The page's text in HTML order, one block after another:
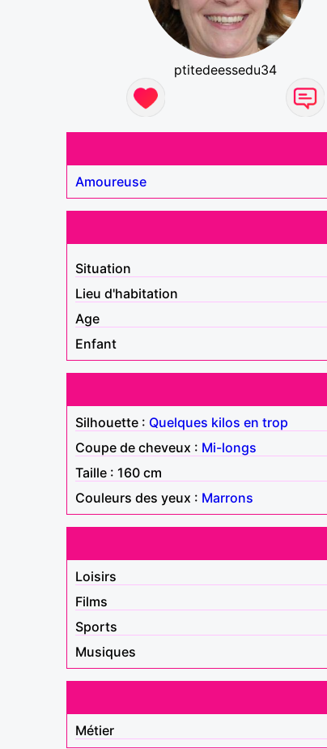
ptitedeessedu34
Amoureuse
Situation
Lieu d'habitation
Age
Enfant
Silhouette : Quelques kilos en trop
Coupe de cheveux : Mi-longs
Taille : 160 cm
Couleurs des yeux : Marrons
Loisirs
Films
Sports
Musiques
Métier